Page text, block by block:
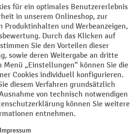
Datenschutz Privacy Settings
Mehrwertsteuer zzgl.Versandkosten und ggf.
nicht anders angegeben.